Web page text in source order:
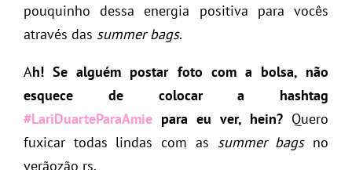
pouquinho dessa energia positiva para vocês
através das summer bags.
Ah! Se alguém postar foto com a bolsa, não
esquece de colocar a hashtag
#LariDuarteParaAmie para eu ver, hein? Quero
fuxicar todas lindas com as summer bagsno
verãozão rs.